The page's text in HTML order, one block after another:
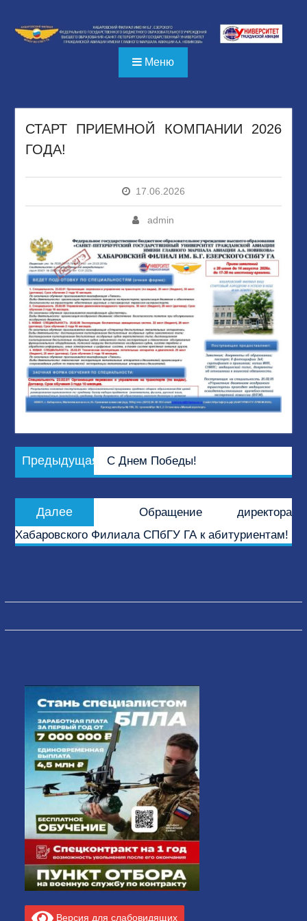
содержимому
Меню
СТАРТ ПРИЕМНОЙ КОМПАНИИ 2026
ГОДА!
17.06.2026
admin
Навигация
по
Предыдущая
запись:
С Днем Победы!
Далее
запись:
Обращение директора
Хабаровского Филиала СПбГУ ГА к абитуриентам!
Версия для слабовидящих